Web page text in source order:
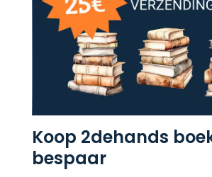
Koop 2dehands
bespaar